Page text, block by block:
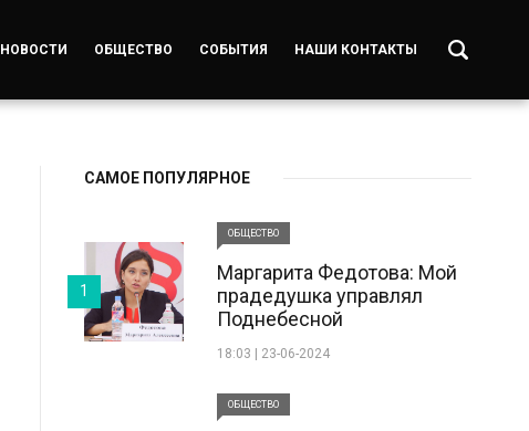
НОВОСТИ ОБЩЕСТВО СОБЫТИЯ НАШИ КОНТАКТЫ
САМОЕ ПОПУЛЯРНОЕ
ОБЩЕСТВО
Маргарита Федотова: Мой
прадедушка управлял
Поднебесной
18:03 | 23-06-2024
1
ОБЩЕСТВО